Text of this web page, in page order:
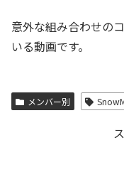
意外な組み合わせの
いる動画です。
メンバー別